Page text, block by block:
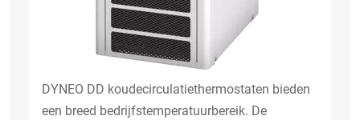
DYNEO DD koudecirculatiethermostaten bieden
een breed bedrijfstemperatuurbereik. De